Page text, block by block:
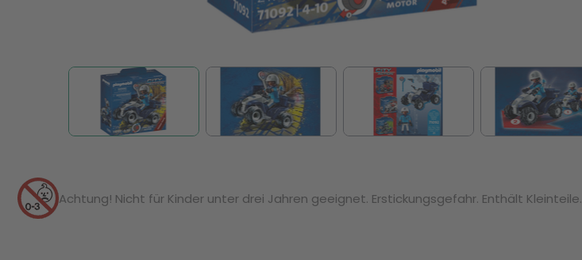
Achtung! Nicht für Kinder unter drei Jahren geeignet. Erstickungsgefahr. Enthält Kleinteile.